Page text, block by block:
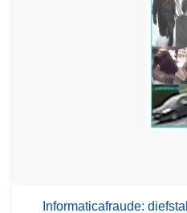
Informaticafraude: